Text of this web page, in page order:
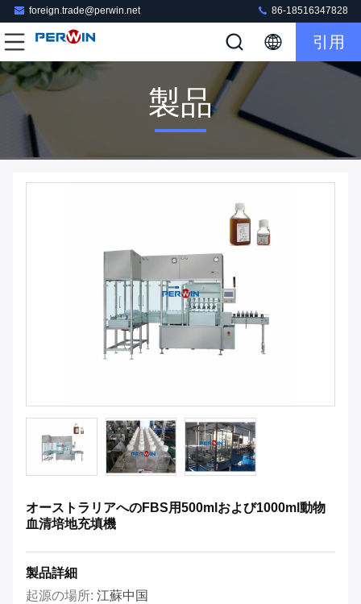
foreign.trade@perwin.net 86-18516347828
引用
製品
オーストラリアへのFBS用500mlおよび1000ml動物
血清培地充填機
製品詳細
起源の場所: 江蘇中国